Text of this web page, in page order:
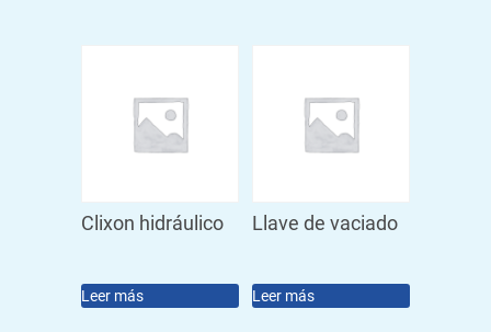
Clixon hidráulico
Leer más
Llave de vaciado
Leer más